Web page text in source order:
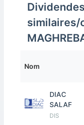
similaires/
Nom
DIAC
SALAF
DIS